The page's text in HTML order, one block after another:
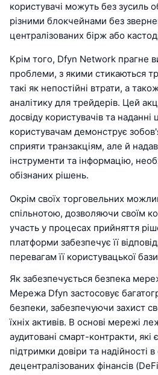
користувачі можуть без зусиль
різними блокчейнами без
централізованих бірж або
Крім того, Dfyn Network прагне
проблеми, з якими стикаються
такі як непостійні втрати, а
аналітику для трейдерів. Цей
досвіду користувачів та наданні
користувачам демонструє
сприяти транзакціям, але й
інструменти та інформацію,
обізнаних рішень.
Окрім своїх торговельних
спільнотою, дозволяючи своїм
участь у процесах прийняття
платформи забезпечує її
перевагам її користувацької
Як забезпечується безпека
Мережа Dfyn застосовує
безпеки, забезпечуючи захист
їхніх активів. В основі мережі
аудитовані смарт-контракти,
підтримки довіри та надійності
децентралізованих фінансів